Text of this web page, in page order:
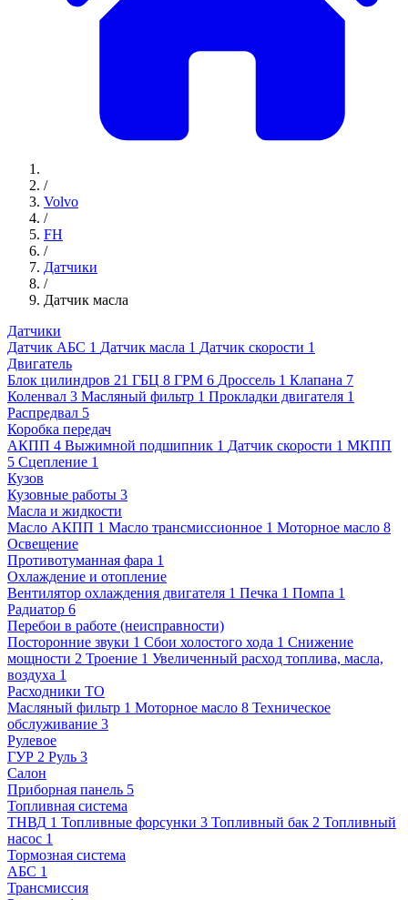
/
Volvo
/
FH
/
Датчики
/
Датчик масла
Датчики
Датчик АБС 1 Датчик масла 1 Датчик скорости 1
Двигатель
Блок цилиндров 21 ГБЦ 8 ГРМ 6 Дроссель 1 Клапана 7
Коленвал 3 Масляный фильтр 1 Прокладки двигателя 1
Распредвал 5
Коробка передач
АКПП 4 Выжимной подшипник 1 Датчик скорости 1 МКПП
5 Сцепление 1
Кузов
Кузовные работы 3
Масла и жидкости
Масло АКПП 1 Масло трансмиссионное 1 Моторное масло 8
Освещение
Противотуманная фара 1
Охлаждение и отопление
Вентилятор охлаждения двигателя 1 Печка 1 Помпа 1
Радиатор 6
Перебои в работе (неисправности)
Посторонние звуки 1 Сбои холостого хода 1 Снижение
мощности 2 Троение 1 Увеличенный расход топлива, масла,
воздуха 1
Расходники ТО
Масляный фильтр 1 Моторное масло 8 Техническое
обслуживание 3
Рулевое
ГУР 2 Руль 3
Салон
Приборная панель 5
Топливная система
ТНВД 1 Топливные форсунки 3 Топливный бак 2 Топливный
насос 1
Тормозная система
АБС 1
Трансмиссия